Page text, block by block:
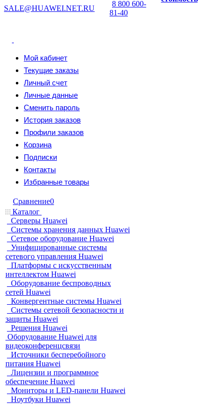
SALE@HUAWEI.NET.RU
8 800 600-
81-40
Мой кабинет
Текущие заказы
Личный счет
Личные данные
Сменить пароль
История заказов
Профили заказов
Корзина
Подписки
Контакты
Избранные товары
Сравнение0
Каталог
Серверы Huawei
Системы хранения данных Huawei
Сетевое оборудование Huawei
Унифицированные системы
сетевого управления Huawei
Платформы с искусственным
интеллектом Huawei
Оборудование беспроводных
сетей Huawei
Конвергентные системы Huawei
Системы сетевой безопасности и
защиты Huawei
Решения Huawei
Оборудование Huawei для
видеоконференцсвязи
Источники бесперебойного
питания Huawei
Лицензии и программное
обеспечение Huawei
Мониторы и LED-панели Huawei
Ноутбуки Huawei